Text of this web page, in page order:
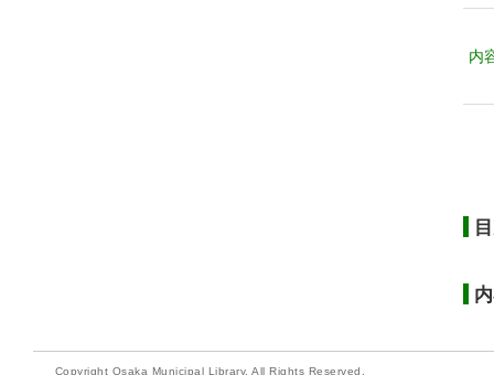
内
Copyright Osaka Municipal Library. All Rights Reserved.